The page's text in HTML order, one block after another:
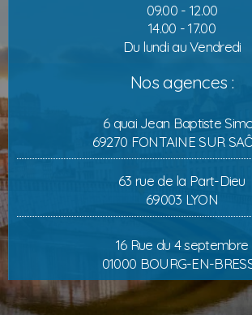
09.00 - 12.00
14.00 - 17.00
Du lundi au Vendredi
Nos agences :
6 quai Jean Baptiste
69270 FONTAINE SUR
63 rue de la Part-Dieu
69003 LYON
16 Rue du 4 septembre
01000 BOURG-EN-